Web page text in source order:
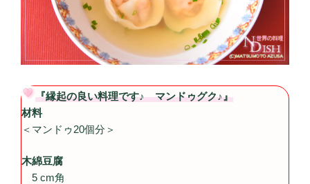
『縁起の良い料理です♪ マンドゥグク♪』
材料
＜マンドゥ20個分＞
木綿豆腐
5 cm角